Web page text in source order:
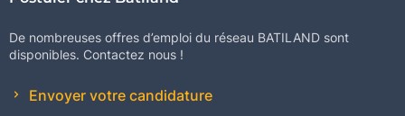
De nombreuses offres d’emploi du réseau BATILAND sont
disponibles. Contactez nous !
Envoyer votre candidature